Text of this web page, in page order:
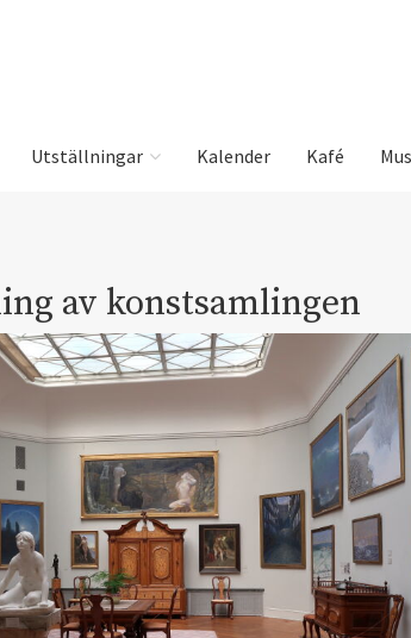
Utställningar Kalender Kafé
av konstsamlingen